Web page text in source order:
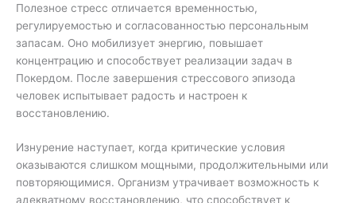
Полезное стресс отличается временностью,
регулируемостью и согласованностью персональным
запасам. Оно мобилизует энергию, повышает
концентрацию и способствует реализации задач в
Покердом. После завершения стрессового эпизода
человек испытывает радость и настроен к
восстановлению.
Изнурение наступает, когда критические условия
оказываются слишком мощными, продолжительными или
повторяющимися. Организм утрачивает возможность к
адекватному восстановлению, что способствует к